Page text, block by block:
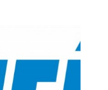
um 28
til greina í